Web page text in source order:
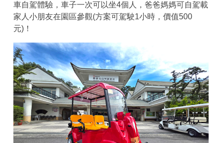
車自駕體驗，車子一次可以坐4個人，爸爸媽媽可自駕載
家人小朋友在園區參觀(方案可駕駛1小時，價值500
元)！